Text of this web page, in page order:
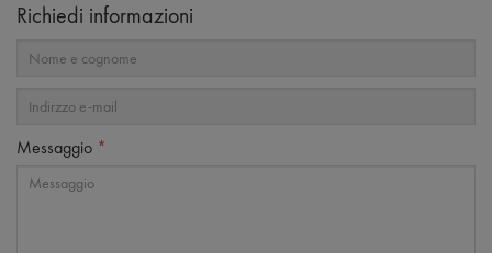
Richiedi informazioni
Messaggio *